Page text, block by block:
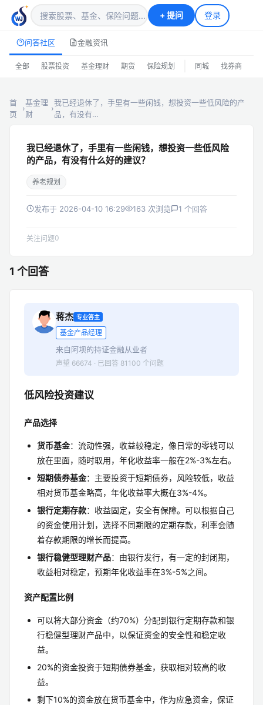
+提问 登录
问答社区 金融资讯
全部 股票投资 基金理财 期货 保险规划 同城 找券商
首
页
›
基金理
财
›
我已经退休了，手里有一些闲钱，想投资一些低风险的产
品，有没有…
我已经退休了，手里有一些闲钱，想投资一些低风险
的产品，有没有什么好的建议？
养老规划
发布于 2026-04-10 16:29 163 次浏览 1 个回答
关注问题0
1 个回答
蒋杰 专业答主
基金产品经理
来自阿坝的持证金融从业者
声望 66674 · 已回答 81100 个问题
低风险投资建议
产品选择
货币基金：流动性强，收益较稳定，像日常的零钱可以
放在里面，随时取用，年化收益率一般在2%-3%左右。
短期债券基金：主要投资于短期债券，风险较低，收益
相对货币基金略高，年化收益率大概在3%-4%。
银行定期存款：收益固定，安全有保障。可以根据自己
的资金使用计划，选择不同期限的定期存款，利率会随
着存款期限的增长而提高。
银行稳健型理财产品：由银行发行，有一定的封闭期，
收益相对稳定，预期年化收益率在3%-5%之间。
资产配置比例
可以将大部分资金（约70%）分配到银行定期存款和银
行稳健型理财产品中，以保证资金的安全性和稳定收
益。
20%的资金投资于短期债券基金，获取相对较高的收
益。
剩下10%的资金放在货币基金中，作为应急资金，保证